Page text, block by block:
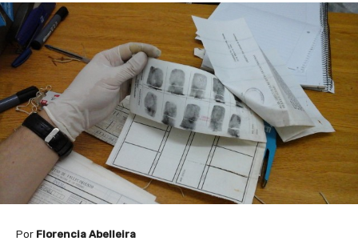
Por Florencia Abelleira